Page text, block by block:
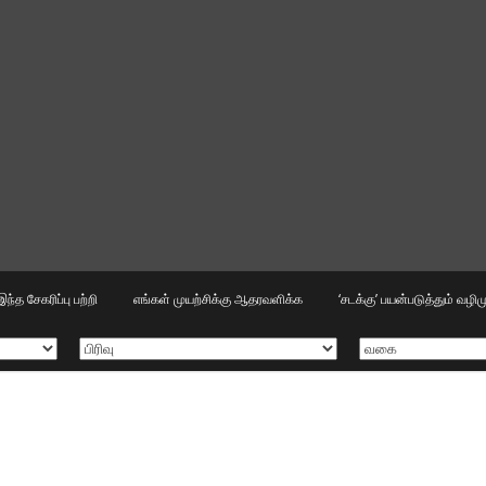
சேகரிப்பு பற்றி எங்கள் முயற்சிக்கு ஆதரவளிக்க ‘சடக்கு’ பயன்படுத்தும்